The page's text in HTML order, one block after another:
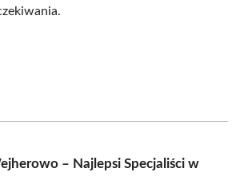
– Najlepsi Specjaliści w